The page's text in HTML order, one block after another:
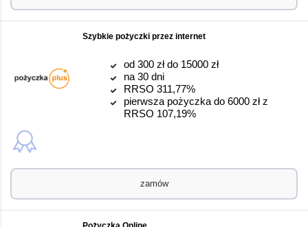
Szybkie pożyczki przez internet
od 300 zł do 15000 zł
na 30 dni
RRSO 311,77%
pierwsza pożyczka do 6000 zł z
RRSO 107,19%
zamów